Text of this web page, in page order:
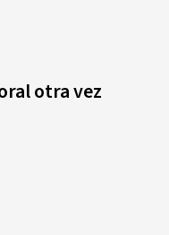
otra vez